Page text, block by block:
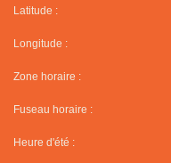
Latitude :
Longitude :
Zone horaire :
Fuseau horaire :
Heure d'été :